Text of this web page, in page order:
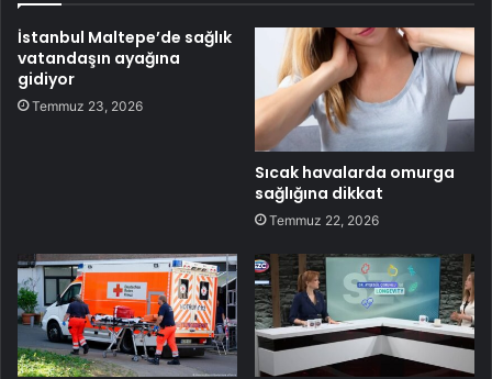
İstanbul Maltepe’de sağlık
vatandaşın ayağına
gidiyor
Temmuz 23, 2026
Sıcak havalarda omurga
sağlığına dikkat
Temmuz 22, 2026